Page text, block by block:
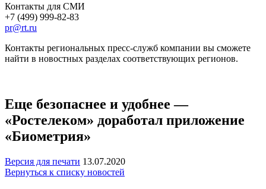
Контакты для СМИ
+7 (499) 999-82-83
pr@rt.ru
Контакты региональных пресс-служб компании вы сможете
найти в новостных разделах соответствующих регионов.
Еще безопаснее и удобнее —
«Ростелеком» доработал приложение
«Биометрия»
Версия для печати 13.07.2020
Вернуться к списку новостей